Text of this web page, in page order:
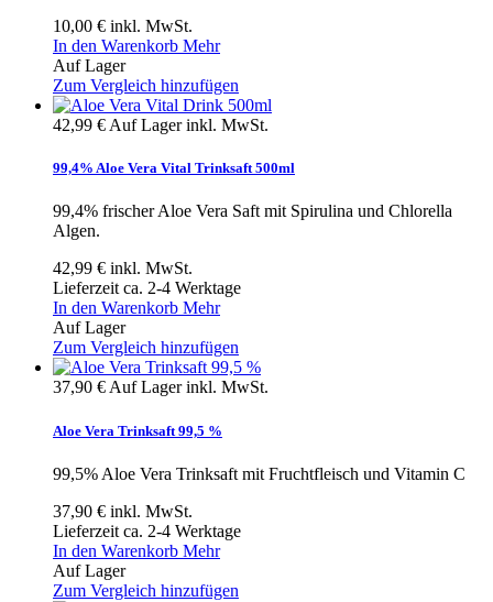
10,00 € inkl. MwSt.
In den Warenkorb Mehr
Auf Lager
Zum Vergleich hinzufügen
42,99 € Auf Lagerinkl. MwSt.
99,4% Aloe Vera Vital Trinksaft 500ml
99,4% frischer Aloe Vera Saft mit Spirulina und Chlorella
Algen.
42,99 € inkl. MwSt.
Lieferzeit ca. 2-4 Werktage
In den Warenkorb Mehr
Auf Lager
Zum Vergleich hinzufügen
37,90 € Auf Lagerinkl. MwSt.
Aloe Vera Trinksaft 99,5 %
99,5% Aloe Vera Trinksaft mit Fruchtfleisch und Vitamin C
37,90 € inkl. MwSt.
Lieferzeit ca. 2-4 Werktage
In den Warenkorb Mehr
Auf Lager
Zum Vergleich hinzufügen